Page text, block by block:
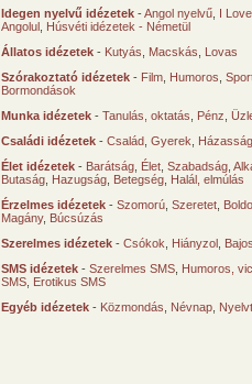
Idegen nyelvű idézetek -Angol nyelvű I
Angolul Húsvéti idézetek - Németül
Állatos idézetek - Kutyás Macskás
Lovas
Szórakoztató idézetek - Film Humoros
Bormondások
Munka idézetek - Tanulás, oktatás Pénz
Családi idézetek - Család Gyerek
Élet idézetek - Barátság Élet Szabadság
Butaság Hazugság Betegség Halál, elmúlás
Érzelmes idézetek - Szomorú Szeretet
Magány, Búcsúzás
Szerelmes idézetek - Csókok Hiányzol
SMS idézetek - Szerelmes SMS Humoros,
SMS Erotikus SMS
Egyéb idézetek - Közmondás Névnap